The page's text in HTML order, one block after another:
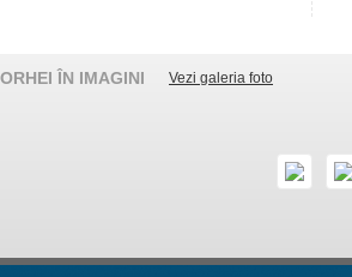
ORHEI ÎN IMAGINI Vezi galeria foto